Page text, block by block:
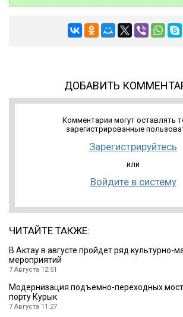
ДОБАВИТЬ
Комментарии могут оставлять
зарегистрированные
Зарегистрируйтесь
или
Войдите в систему
ЧИТАЙТЕ ТАКЖЕ:
В Актау в августе пройдет ряд культурно-
мероприятий
7 Августа 12:51
Модернизация подъемно-переходных
порту Курык
7 Августа 11:27